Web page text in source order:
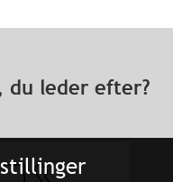
du leder efter?